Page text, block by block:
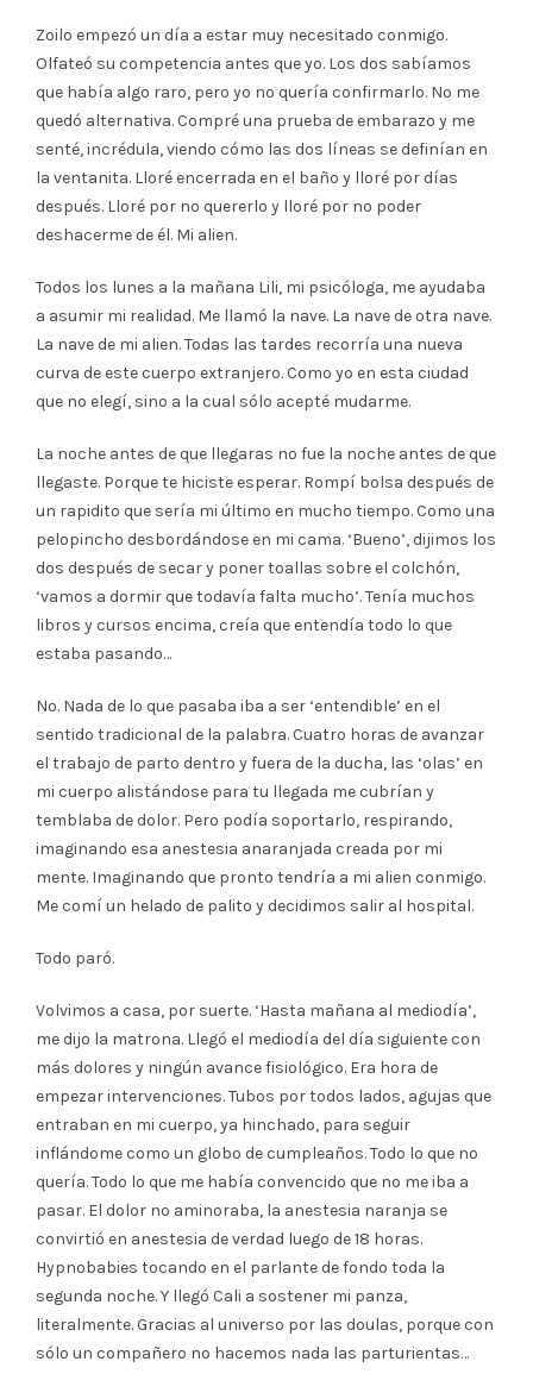
Zoilo empezó un día a estar muy necesitado conmigo.
Olfateó su competencia antes que yo. Los dos sabíamos
que había algo raro, pero yo no quería confirmarlo. No me
quedó alternativa. Compré una prueba de embarazo y me
senté, incrédula, viendo cómo las dos líneas se definían en
la ventanita. Lloré encerrada en el baño y lloré por días
después. Lloré por no quererlo y lloré por no poder
deshacerme de él. Mi alien.
Todos los lunes a la mañana Lili, mi psicóloga, me ayudaba
a asumir mi realidad. Me llamó la nave. La nave de otra nave.
La nave de mi alien. Todas las tardes recorría una nueva
curva de este cuerpo extranjero. Como yo en esta ciudad
que no elegí, sino a la cual sólo acepté mudarme.
La noche antes de que llegaras no fue la noche antes de que
llegaste. Porque te hiciste esperar. Rompí bolsa después de
un rapidito que sería mi último en mucho tiempo. Como una
pelopincho desbordándose en mi cama. ‘Bueno’, dijimos los
dos después de secar y poner toallas sobre el colchón,
‘vamos a dormir que todavía falta mucho’. Tenía muchos
libros y cursos encima, creía que entendía todo lo que
estaba pasando…
No. Nada de lo que pasaba iba a ser ‘entendible’ en el
sentido tradicional de la palabra. Cuatro horas de avanzar
el trabajo de parto dentro y fuera de la ducha, las ‘olas’ en
mi cuerpo alistándose para tu llegada me cubrían y
temblaba de dolor. Pero podía soportarlo, respirando,
imaginando esa anestesia anaranjada creada por mi
mente. Imaginando que pronto tendría a mi alien conmigo.
Me comí un helado de palito y decidimos salir al hospital.
Todo paró.
Volvimos a casa, por suerte. ‘Hasta mañana al mediodía’,
me dijo la matrona. Llegó el mediodía del día siguiente con
más dolores y ningún avance fisiológico. Era hora de
empezar intervenciones. Tubos por todos lados, agujas que
entraban en mi cuerpo, ya hinchado, para seguir
inflándome como un globo de cumpleaños. Todo lo que no
quería. Todo lo que me había convencido que no me iba a
pasar. El dolor no aminoraba, la anestesia naranja se
convirtió en anestesia de verdad luego de 18 horas.
Hypnobabies tocando en el parlante de fondo toda la
segunda noche. Y llegó Cali a sostener mi panza,
literalmente. Gracias al universo por las doulas, porque con
sólo un compañero no hacemos nada las parturientas…